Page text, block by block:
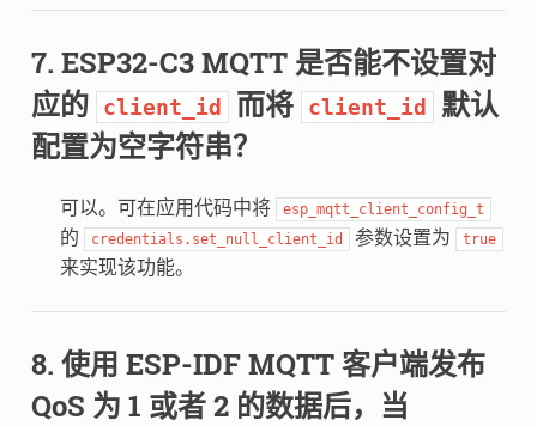
ESP32-C3 MQTT 是否能不设置对
应的
client_id 而将 client_id 默认
配置为空字符串？
可以。可在应用代码中将 esp_mqtt_client_config_t
的 credentials.set_null_client_id 参数设置为 true
来实现该功能。
使用 ESP-IDF MQTT 客户端发布
QoS 为 1 或者 2 的数据后，当